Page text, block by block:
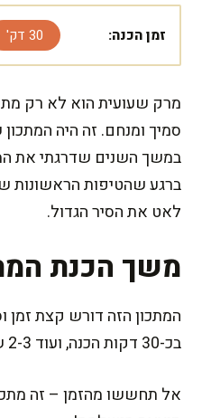
זמן הכנה: 30 דק'
מרק שעועית הוא לא רק
סמיך ומנחם. זה היה
במשך השנים שדרגתי את
ברגע שהטיפות הראשונות
לאט את הסיר הגדול.
משך הכנת
המתכון הזה דורש קצת זמן
בכ-30 דקות הכנה, ועוד 2-3 שעות בישול איטי על אש קטנה.
אל תחששו מהזמן – זה